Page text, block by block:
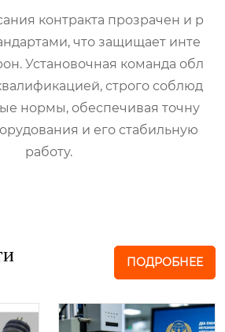
контракта прозрачен и р
что защищает инте
Установочная команда обл
строго соблюд
нормы, обеспечивая точну
и его стабильную
работу.
ПОДРОБНЕЕ